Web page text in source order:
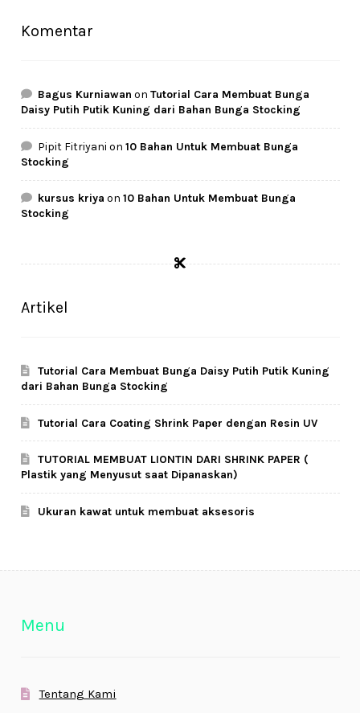
Komentar
Bagus Kurniawan onTutorial Cara Membuat Bunga
Daisy Putih Putik Kuning dari Bahan Bunga Stocking
Pipit Fitriyani on10 Bahan Untuk Membuat Bunga
Stocking
kursus kriya on10 Bahan Untuk Membuat Bunga
Stocking
Artikel
Tutorial Cara Membuat Bunga Daisy Putih Putik Kuning
dari Bahan Bunga Stocking
Tutorial Cara Coating Shrink Paper dengan Resin UV
TUTORIAL MEMBUAT LIONTIN DARI SHRINK PAPER (
Plastik yang Menyusut saat Dipanaskan)
Ukuran kawat untuk membuat aksesoris
Menu
Tentang Kami